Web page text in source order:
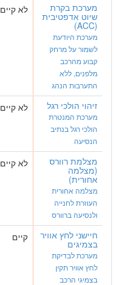
מערכת בקרת
שיוט אדפטיבית
(ACC)
מערכת היודעת
לשמור על מרחק
קבוע מהרכב
מלפנים, ללא
התערבות הנהג
לא קיים
זיהוי הולכי רגל
מערכת המנטרת
הולכי רגל בנתיב
הנסיעה
לא קיים
מצלמת רוורס
(מצלמה
אחורית)
מצלמה אחורית
העוזרת לחנייה
ולנסיעה ברוורס
לא קיים
חיישני לחץ אוויר
בצמיגים
מערכת לבדיקת
לחץ אוויר תקין
בצמיגי הרכב
קיים